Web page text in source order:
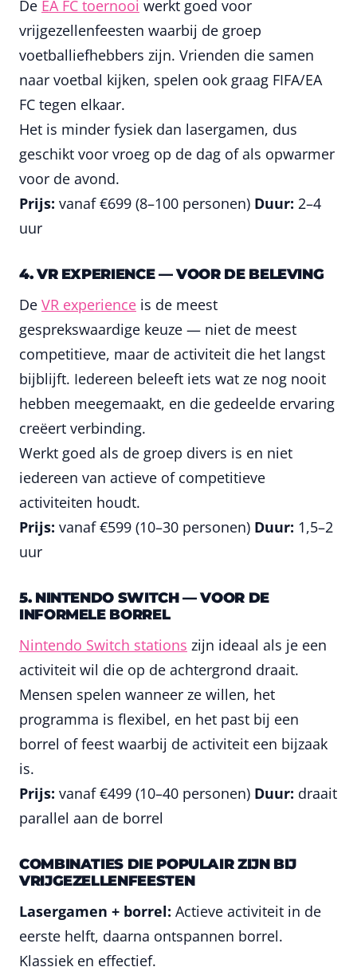
De EA FC toernooi werkt goed voor
vrijgezellenfeesten waarbij de groep
voetballiefhebbers zijn. Vrienden die samen
naar voetbal kijken, spelen ook graag FIFA/EA
FC tegen elkaar.
Het is minder fysiek dan lasergamen, dus
geschikt voor vroeg op de dag of als opwarmer
voor de avond.
Prijs: vanaf €699 (8–100 personen) Duur: 2–4
uur
4. VR EXPERIENCE — VOOR DE BELEVING
De VR experience is de meest
gesprekswaardige keuze — niet de meest
competitieve, maar de activiteit die het langst
bijblijft. Iedereen beleeft iets wat ze nog nooit
hebben meegemaakt, en die gedeelde ervaring
creëert verbinding.
Werkt goed als de groep divers is en niet
iedereen van actieve of competitieve
activiteiten houdt.
Prijs: vanaf €599 (10–30 personen) Duur: 1,5–2
uur
5. NINTENDO SWITCH — VOOR DE
INFORMELE BORREL
Nintendo Switch stations zijn ideaal als je een
activiteit wil die op de achtergrond draait.
Mensen spelen wanneer ze willen, het
programma is flexibel, en het past bij een
borrel of feest waarbij de activiteit een bijzaak
is.
Prijs: vanaf €499 (10–40 personen) Duur: draait
parallel aan de borrel
COMBINATIES DIE POPULAIR ZIJN BIJ
VRIJGEZELLENFEESTEN
Lasergamen + borrel: Actieve activiteit in de
eerste helft, daarna ontspannen borrel.
Klassiek en effectief.